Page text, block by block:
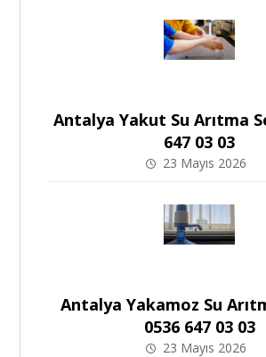
Antalya Yakut Su Arıtma
647 03 03
23 Mayıs 2026
Antalya Yakamoz Su
0536 647 03 03
23 Mayıs 2026